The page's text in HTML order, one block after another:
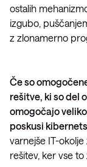
ostalih
izgubo,
z zlonamerno
Če so
rešitve, ki so del
omogočajo
poskusi
varnejše IT-
rešitev, ker vse